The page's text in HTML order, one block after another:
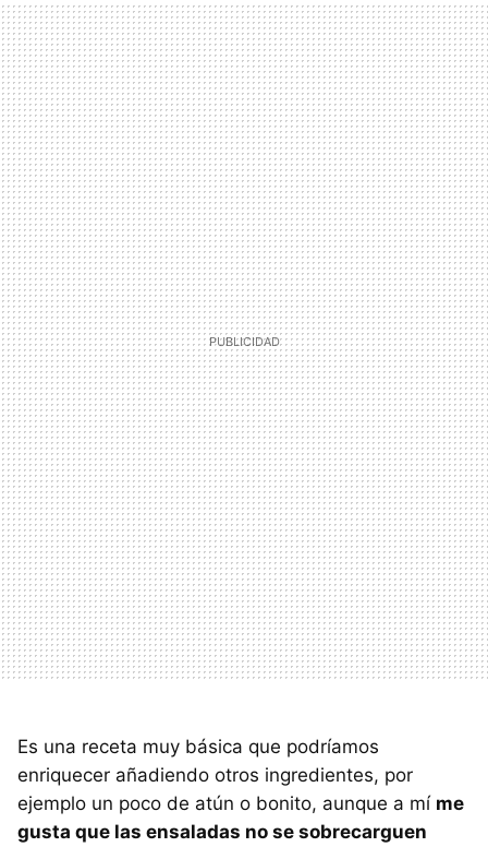
Es una receta muy básica que podríamos
enriquecer añadiendo otros ingredientes, por
ejemplo un poco de atún o bonito, aunque a mí me
gusta que las ensaladas no se sobrecarguen